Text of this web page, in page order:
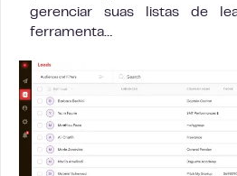
gerenciar suas listas de
ferramenta…